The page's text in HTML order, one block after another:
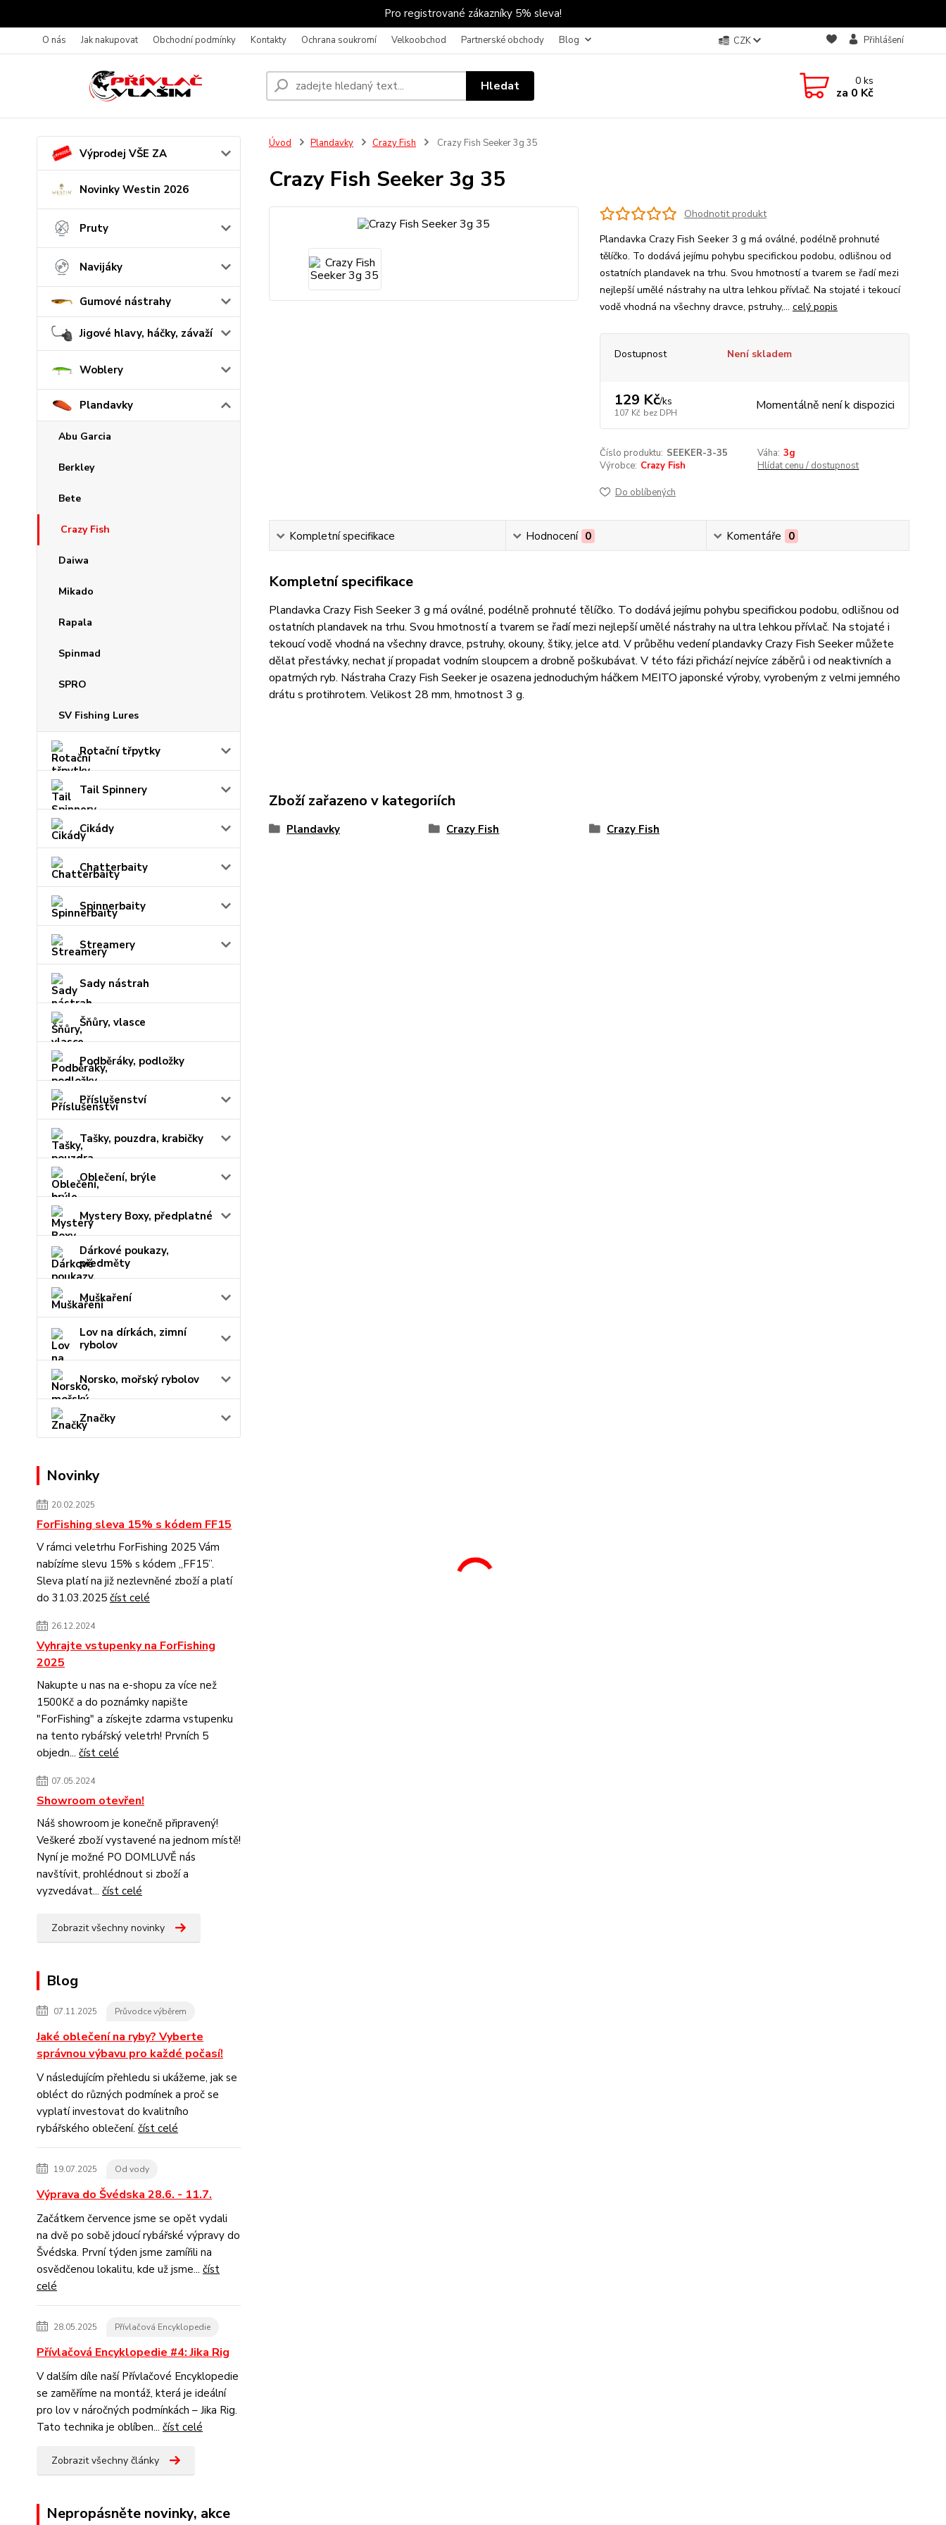
Pro registrované zákazníky 5% sleva!
O nás Jak nakupovat Obchodní podmínky Kontakty Ochrana soukromí Velkoobchod Partnerské obchody Blog CZK Přihlášení
Hledat 0ks
za 0 Kč
Výprodej VŠE ZA
Novinky Westin 2026
Pruty
Navijáky
Gumové nástrahy
Jigové hlavy, háčky, závaží
Woblery
Plandavky
Abu Garcia
Berkley
Bete
Crazy Fish
Daiwa
Mikado
Rapala
Spinmad
SPRO
SV Fishing Lures
Rotační třpytky
Tail Spinnery
Cikády
Chatterbaity
Spinnerbaity
Streamery
Sady nástrah
Šňůry, vlasce
Podběráky, podložky
Příslušenství
Tašky, pouzdra, krabičky
Oblečení, brýle
Mystery Boxy, předplatné
Dárkové poukazy,
předměty
Muškaření
Lov na dírkách, zimní
rybolov
Norsko, mořský rybolov
Značky
Novinky
20.02.2025
ForFishing sleva 15% s kódem FF15
V rámci veletrhu ForFishing 2025 Vám
nabízíme slevu 15% s kódem „FF15”.
Sleva platí na již nezlevněné zboží a platí
do 31.03.2025 číst celé
26.12.2024
Vyhrajte vstupenky na ForFishing
2025
Nakupte u nas na e-shopu za více než
1500Kč a do poznámky napište
"ForFishing" a získejte zdarma vstupenku
na tento rybářský veletrh! Prvních 5
objedn... číst celé
07.05.2024
Showroom otevřen!
Náš showroom je konečně připravený!
Veškeré zboží vystavené na jednom místě!
Nyní je možné PO DOMLUVĚ nás
navštívit, prohlédnout si zboží a
vyzvedávat... číst celé
Zobrazit všechny novinky
Blog
07.11.2025 Průvodce výběrem
Jaké oblečení na ryby? Vyberte
správnou výbavu pro každé počasí!
V následujícím přehledu si ukážeme, jak se
obléct do různých podmínek a proč se
vyplatí investovat do kvalitního
rybářského oblečení. číst celé
19.07.2025 Od vody
Výprava do Švédska 28.6. - 11.7.
Začátkem července jsme se opět vydali
na dvě po sobě jdoucí rybářské výpravy do
Švédska. První týden jsme zamířili na
osvědčenou lokalitu, kde už jsme... číst
celé
28.05.2025 Přívlačová Encyklopedie
Přívlačová Encyklopedie #4: Jika Rig
V dalším díle naší Přívlačové Encyklopedie
se zaměříme na montáž, která je ideální
pro lov v náročných podmínkách – Jika Rig.
Tato technika je oblíben... číst celé
Zobrazit všechny články
Nepropásněte novinky, akce
Úvod Plandavky Crazy Fish Crazy Fish Seeker 3g 35
Crazy Fish Seeker 3g 35
Ohodnotit produkt
Plandavka Crazy Fish Seeker 3 g má oválné, podélně prohnuté
tělíčko. To dodává jejímu pohybu specifickou podobu, odlišnou od
ostatních plandavek na trhu. Svou hmotností a tvarem se řadí mezi
nejlepší umělé nástrahy na ultra lehkou přívlač. Na stojaté i tekoucí
vodě vhodná na všechny dravce, pstruhy,... celý popis
Dostupnost Není skladem
129 Kč/ks
107 Kč bez DPH Momentálně není k dispozici
Číslo produktu: SEEKER-3-35 Váha: 3g
Výrobce: Crazy Fish Hlídat cenu / dostupnost
Do oblíbených
Kompletní specifikace Hodnocení 0 Komentáře 0
Kompletní specifikace
Plandavka Crazy Fish Seeker 3 g má oválné, podélně prohnuté tělíčko. To dodává jejímu pohybu specifickou podobu, odlišnou od
ostatních plandavek na trhu. Svou hmotností a tvarem se řadí mezi nejlepší umělé nástrahy na ultra lehkou přívlač. Na stojaté i
tekoucí vodě vhodná na všechny dravce, pstruhy, okouny, štiky, jelce atd. V průběhu vedení plandavky Crazy Fish Seeker můžete
dělat přestávky, nechat jí propadat vodním sloupcem a drobně poškubávat. V této fázi přichází nejvíce záběrů i od neaktivních a
opatrných ryb. Nástraha Crazy Fish Seeker je osazena jednoduchým háčkem MEITO japonské výroby, vyrobeným z velmi jemného
drátu s protihrotem. Velikost 28 mm, hmotnost 3 g.
Zboží zařazeno v kategoriích
Plandavky Crazy Fish Crazy Fish